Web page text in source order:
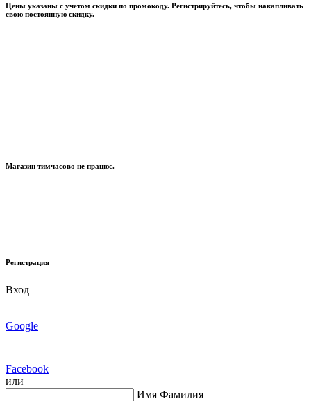
Цены указаны с учетом скидки по промокоду. Регистрируйтесь, чтобы накапливать
свою постоянную скидку.
Магазин тимчасово не працює.
Регистрация
Вход
Google
Facebook
или
Имя Фамилия